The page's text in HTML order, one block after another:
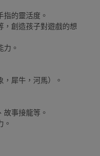
的靈活度。
創造孩子對遊戲的想
。
犀牛，河馬）。
事接龍等。
。